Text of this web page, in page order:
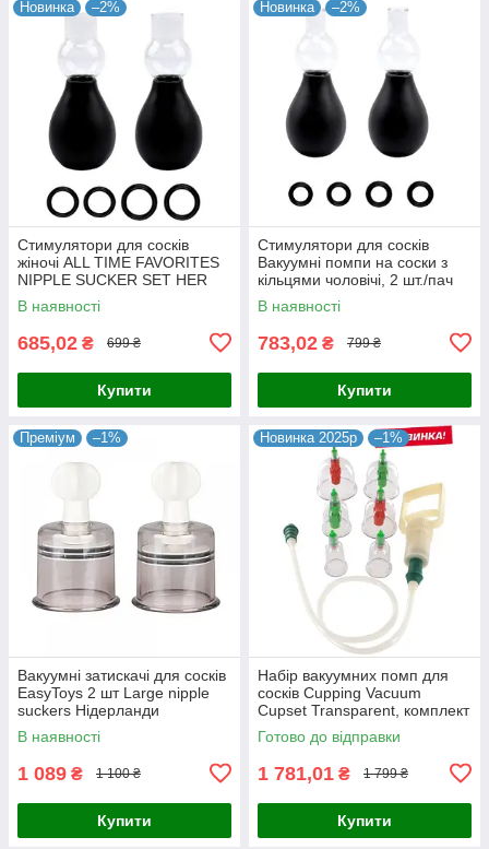
Новинка –2%
Стимулятори для сосків
жіночі ALL TIME FAVORITES
NIPPLE SUCKER SET HER
В наявності
685,02 ₴ 699 ₴
Купити
Новинка –2%
Стимулятори для сосків
Вакуумні помпи на соски з
кільцями чоловічі, 2 шт./пач
В наявності
783,02 ₴ 799 ₴
Купити
Преміум –1%
Вакуумні затискачі для сосків
EasyToys 2 шт Large nipple
suckers Нідерланди
В наявності
1 089 ₴ 1 100 ₴
Купити
Новинка 2025р –1%
Набір вакуумних помп для
сосків Cupping Vacuum
Cupset Transparent, комплект
з 3-х пар, Scala Selection
Готово до відправки
1 781,01 ₴ 1 799 ₴
Купити